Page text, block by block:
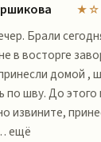
Брали
в восторге
домой ,
по шву. До этого
извините,
ещё